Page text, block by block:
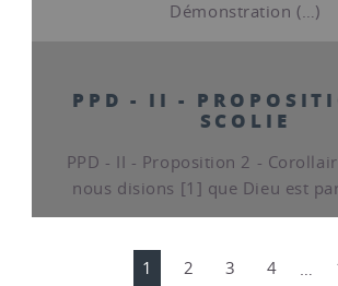
Démonstration (…)
PPD - II -
SCOLIE
PPD - II - Proposition 2 -
nous disions [1] que Dieu est
1 2 3 4